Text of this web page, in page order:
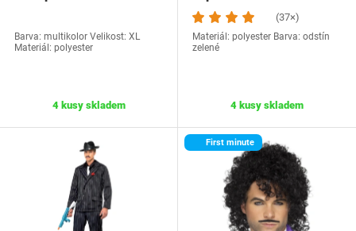
Barva: multikolor Velikost: XL
Materiál: polyester
4 kusy skladem
(37×)
Materiál: polyester Barva: odstín
zelené
4 kusy skladem
First minute